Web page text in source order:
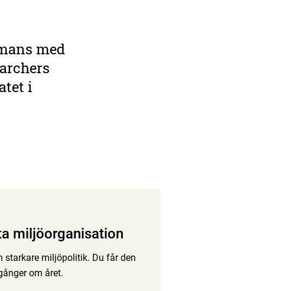
med
i
miljöorganisation
starkare miljöpolitik. Du får den
om året.